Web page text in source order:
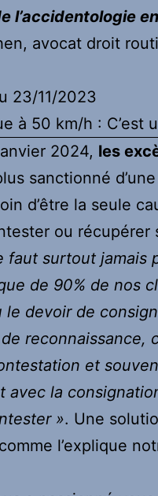
l’accidentologie
avocat droit
23/11/2023
à 50 km/h : C’est
2024, les
sanctionné
d’être la seule
ou récupérer
faut surtout jamais
de 90% de nos
devoir de
reconnaissance,
et
avec la
». Une
comme l’explique